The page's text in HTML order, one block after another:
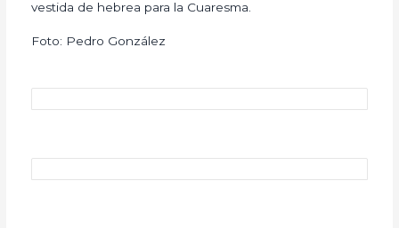
vestida de hebrea para la Cuaresma.
Foto: Pedro González